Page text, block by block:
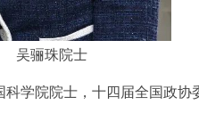
吴骊珠院士
学院院士，十四届全国政协